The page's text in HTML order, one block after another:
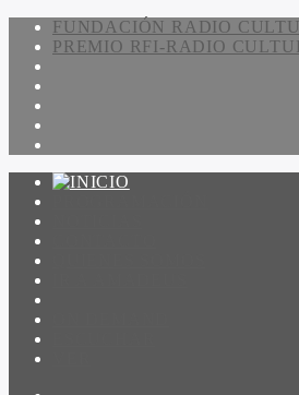
FUNDACIÓN RADIO
PREMIO RFI-RADIO